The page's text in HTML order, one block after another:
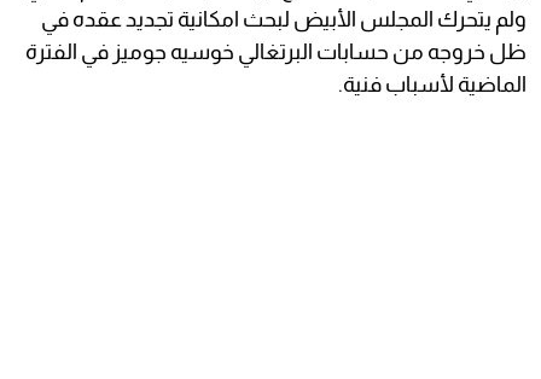
ولم يتحرك المجلس الأبيض لبحث امكانية تجديد عقده في
ظل خروجه من حسابات البرتغالي خوسيه جوميز في الفترة
الماضية لأسباب فنية.